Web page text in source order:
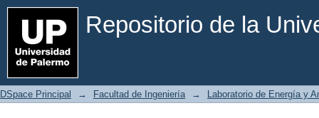
Repositorio de la
Filtrar por: Materia
DSpace Principal → Facultad de Ingeniería → Laboratorio de Energía y